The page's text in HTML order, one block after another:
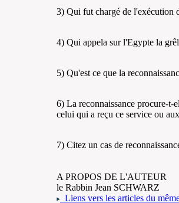
3) Qui fut chargé de l'exécution
4) Qui appela sur l'Egypte la
5) Qu'est ce que la
6) La reconnaissance procure-t-
celui qui a reçu ce service ou
7) Citez un cas de
A PROPOS DE L'AUTEUR
le Rabbin Jean SCHWARZ
Liens vers les articles du